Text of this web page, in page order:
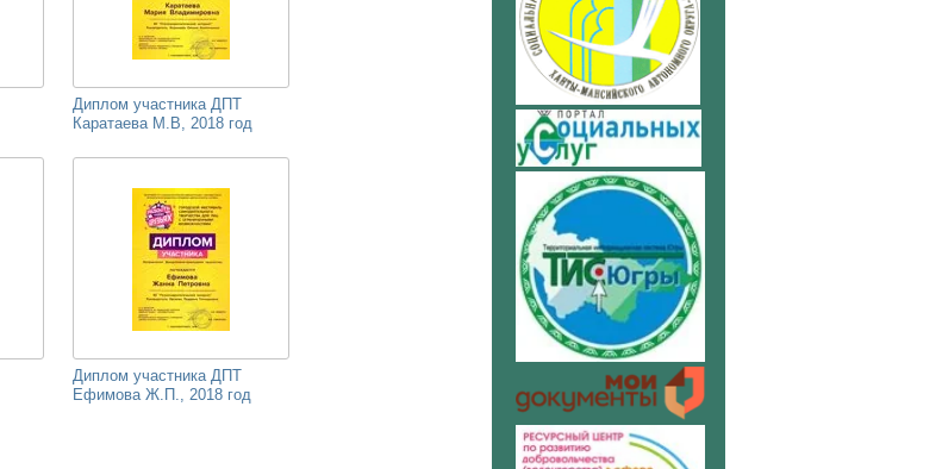
Диплом участника ДПТ
Каратаева М.В, 2018 год
Диплом участника ДПТ
Ефимова Ж.П., 2018 год